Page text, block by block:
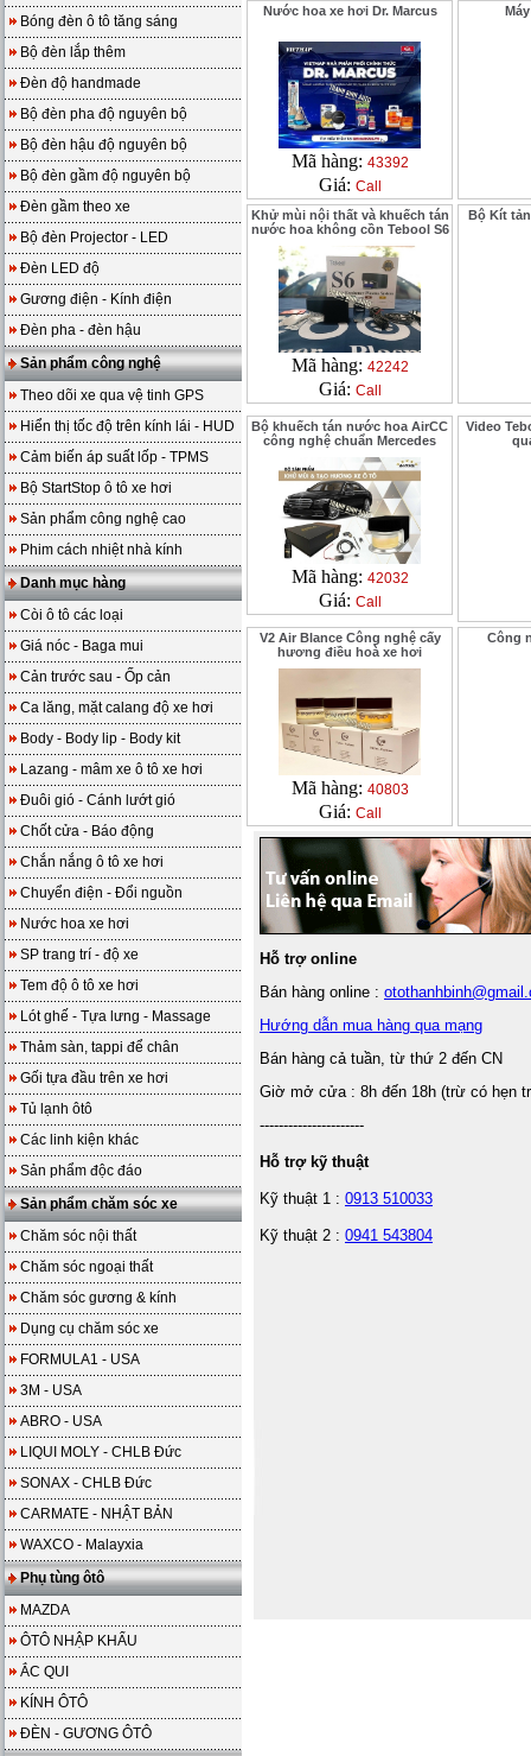
Bóng đèn ô tô tăng sáng
Bộ đèn lắp thêm
Đèn độ handmade
Bộ đèn pha độ nguyên bộ
Bộ đèn hậu độ nguyên bộ
Bộ đèn gầm độ nguyên bộ
Đèn gầm theo xe
Bộ đèn Projector - LED
Đèn LED độ
Gương điện - Kính điện
Đèn pha - đèn hậu
Sản phẩm công nghệ
Theo dõi xe qua vệ tinh GPS
Hiển thị tốc độ trên kính lái - HUD
Cảm biến áp suất lốp - TPMS
Bộ StartStop ô tô xe hơi
Sản phẩm công nghệ cao
Phim cách nhiệt nhà kính
Danh mục hàng
Còi ô tô các loại
Giá nóc - Baga mui
Cản trước sau - Ốp cản
Ca lăng, mặt calang độ xe hơi
Body - Body lip - Body kit
Lazang - mâm xe ô tô xe hơi
Đuôi gió - Cánh lướt gió
Chốt cửa - Báo động
Chắn nắng ô tô xe hơi
Chuyển điện - Đổi nguồn
Nước hoa xe hơi
SP trang trí - độ xe
Tem độ ô tô xe hơi
Lót ghế - Tựa lưng - Massage
Thảm sàn, tappi để chân
Gối tựa đầu trên xe hơi
Tủ lạnh ôtô
Các linh kiện khác
Sản phẩm độc đáo
Sản phẩm chăm sóc xe
Chăm sóc nội thất
Chăm sóc ngoại thất
Chăm sóc gương & kính
Dụng cụ chăm sóc xe
FORMULA1 - USA
3M - USA
ABRO - USA
LIQUI MOLY - CHLB Đức
SONAX - CHLB Đức
CARMATE - NHẬT BẢN
WAXCO - Malayxia
Phụ tùng ôtô
MAZDA
ÔTÔ NHẬP KHẨU
ẮC QUI
KÍNH ÔTÔ
ĐÈN - GƯƠNG ÔTÔ
Nước hoa xe hơi Dr. Marcus
Mã hàng: 43392
Giá: Call
Khử mùi nội thất và khuếch tán
nước hoa không cồn Tebool S6
Mã hàng: 42242
Giá: Call
Bộ Kít
Bộ khuếch tán nước hoa AirCC
công nghệ chuẩn Mercedes
Mã hàng: 42032
Giá: Call
Video
V2 Air Blance Công nghệ cấy
hương điều hoà xe hơi
Mã hàng: 40803
Giá: Call
Công
Hỗ trợ online
Bán hàng online :
Hướng dẫn mua hàng qua mạng
Bán hàng cả tuần, từ thứ 2 đến CN
Giờ mở cửa : 8h đến 18h (trừ có hẹn
----------------------
Hỗ trợ kỹ thuật
Kỹ thuật 1 : 0913 510033
Kỹ thuật 2 : 0941 543804